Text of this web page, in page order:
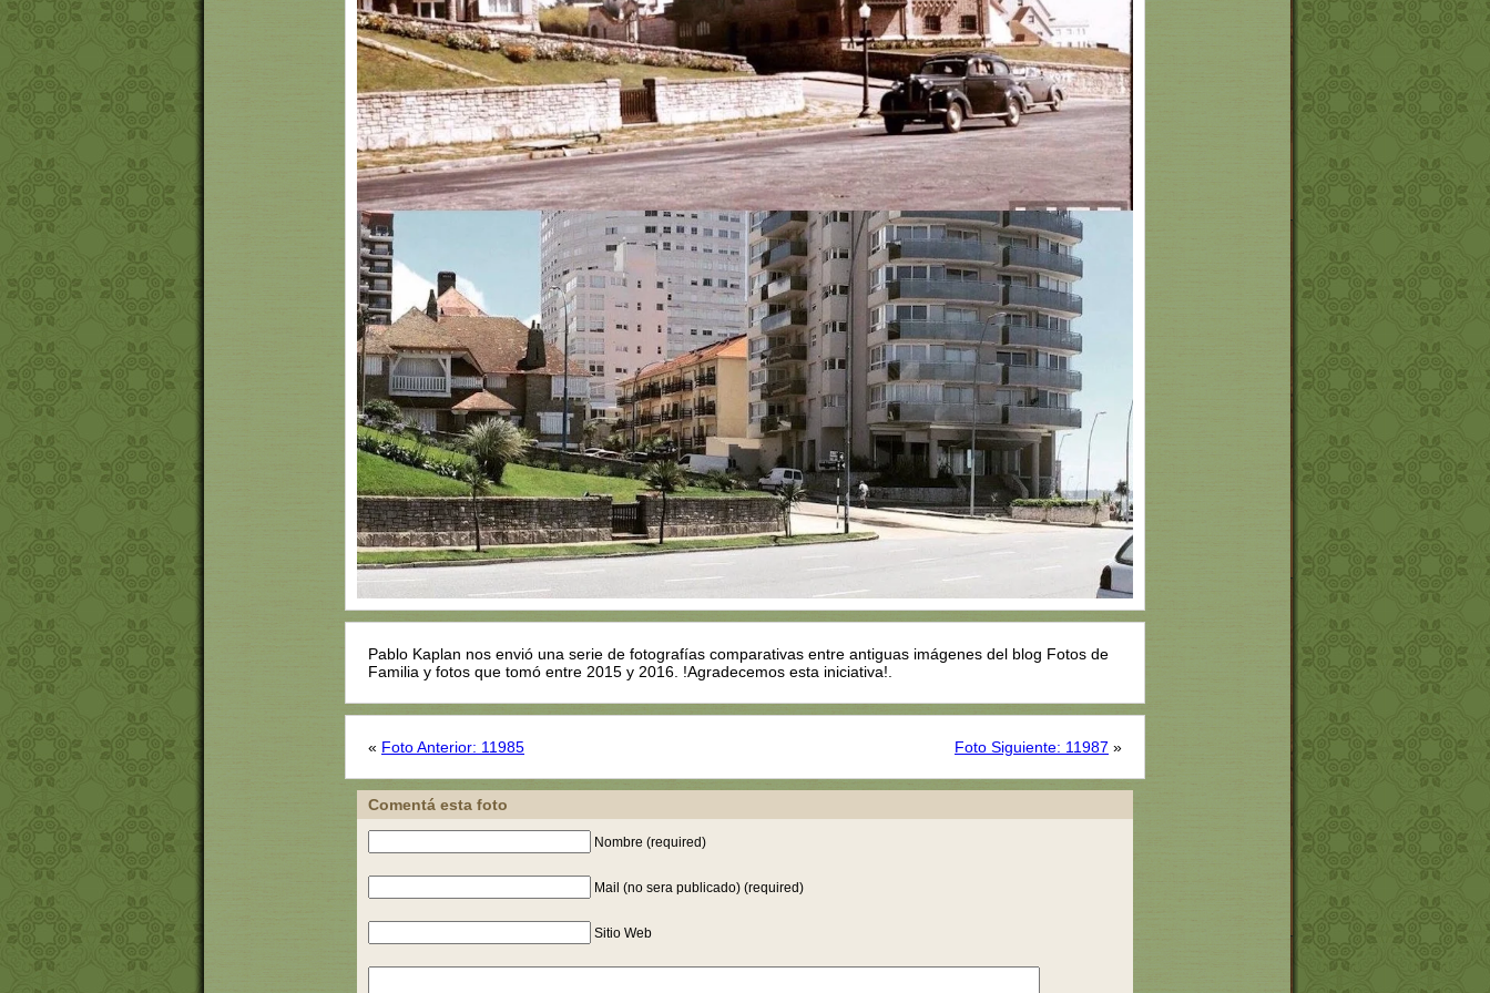
Pablo Kaplan nos envió una serie de fotografías comparativas entre antiguas imágenes del blog Fotos de
Familia y fotos que tomó entre 2015 y 2016. !Agradecemos esta iniciativa!.
« Foto Anterior: 11985 Foto Siguiente: 11987 »
Comentá esta foto
Nombre (required)
Mail (no sera publicado) (required)
Sitio Web